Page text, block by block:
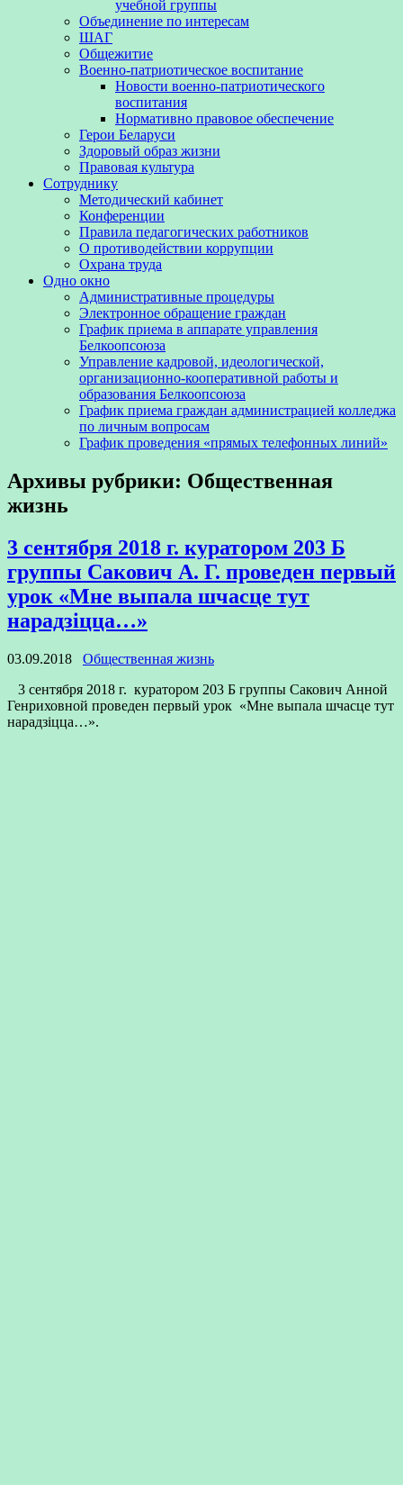
учебной группы
Объединение по интересам
ШАГ
Общежитие
Военно-патриотическое воспитание
Новости военно-патриотического
воспитания
Нормативно правовое обеспечение
Герои Беларуси
Здоровый образ жизни
Правовая культура
Сотруднику
Методический кабинет
Конференции
Правила педагогических работников
О противодействии коррупции
Охрана труда
Одно окно
Административные процедуры
Электронное обращение граждан
График приема в аппарате управления
Белкоопсоюза
Управление кадровой, идеологической,
организационно-кооперативной работы и
образования Белкоопсоюза
График приема граждан администрацией колледжа
по личным вопросам
График проведения «прямых телефонных линий»
Архивы рубрики: Общественная
жизнь
3 сентября 2018 г. куратором 203 Б
группы Сакович А. Г. проведен первый
урок «Мне выпала шчасце тут
нарадзіцца…»
03.09.2018
Общественная жизнь
3 сентября 2018 г. куратором 203 Б группы Сакович Анной
Генриховной проведен первый урок «Мне выпала шчасце тут
нарадзіцца…».